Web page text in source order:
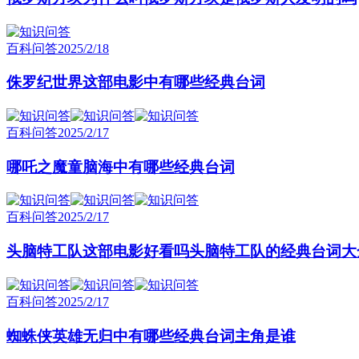
百科问答2025/2/18
侏罗纪世界这部电影中有哪些经典台词
百科问答2025/2/17
哪吒之魔童脑海中有哪些经典台词
百科问答2025/2/17
头脑特工队这部电影好看吗头脑特工队的经典台词
百科问答2025/2/17
蜘蛛侠英雄无归中有哪些经典台词主角是谁